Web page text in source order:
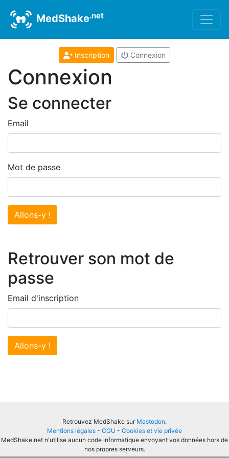
MedShake.net
Inscription Connexion
Connexion
Se connecter
Email
Mot de passe
Allons-y !
Retrouver son mot de
passe
Email d'inscription
Allons-y !
Retrouvez MedShake sur Mastodon.
Mentions légales - CGU - Cookies et vie privée
MedShake.net n'utilise aucun code informatique envoyant vos données hors de
nos propres serveurs.